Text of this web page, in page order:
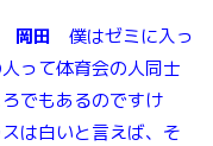
岡田 僕はゼミに入っ
って体育会の人同士
でもあるのですけ
は白いと言えば、そ